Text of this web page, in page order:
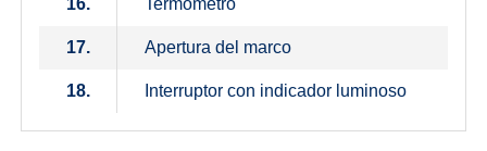
16. Termómetro
17. Apertura del marco
18. Interruptor con indicador luminoso